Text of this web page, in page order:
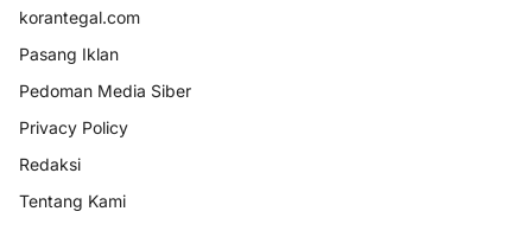
korantegal.com
Pasang Iklan
Pedoman Media Siber
Privacy Policy
Redaksi
Tentang Kami